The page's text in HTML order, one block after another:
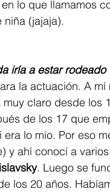
lo que llamamos
niña (jajaja).
iría a estar rodeado
la actuación. A
claro desde los
de los 17 que
lo mío. Por eso
y ahí conocí a
. Luego se
los 20 años.